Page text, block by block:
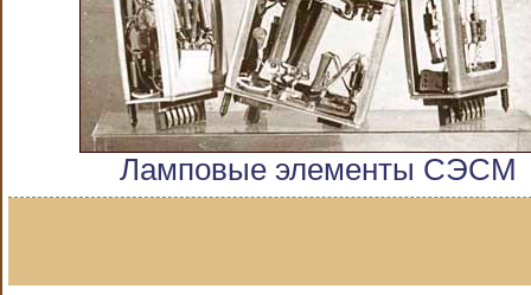
Ламповые элементы СЭСМ